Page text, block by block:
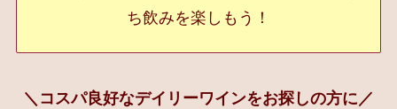
ち飲みを楽しもう！
＼コスパ良好なデイリーワインをお探しの方に／